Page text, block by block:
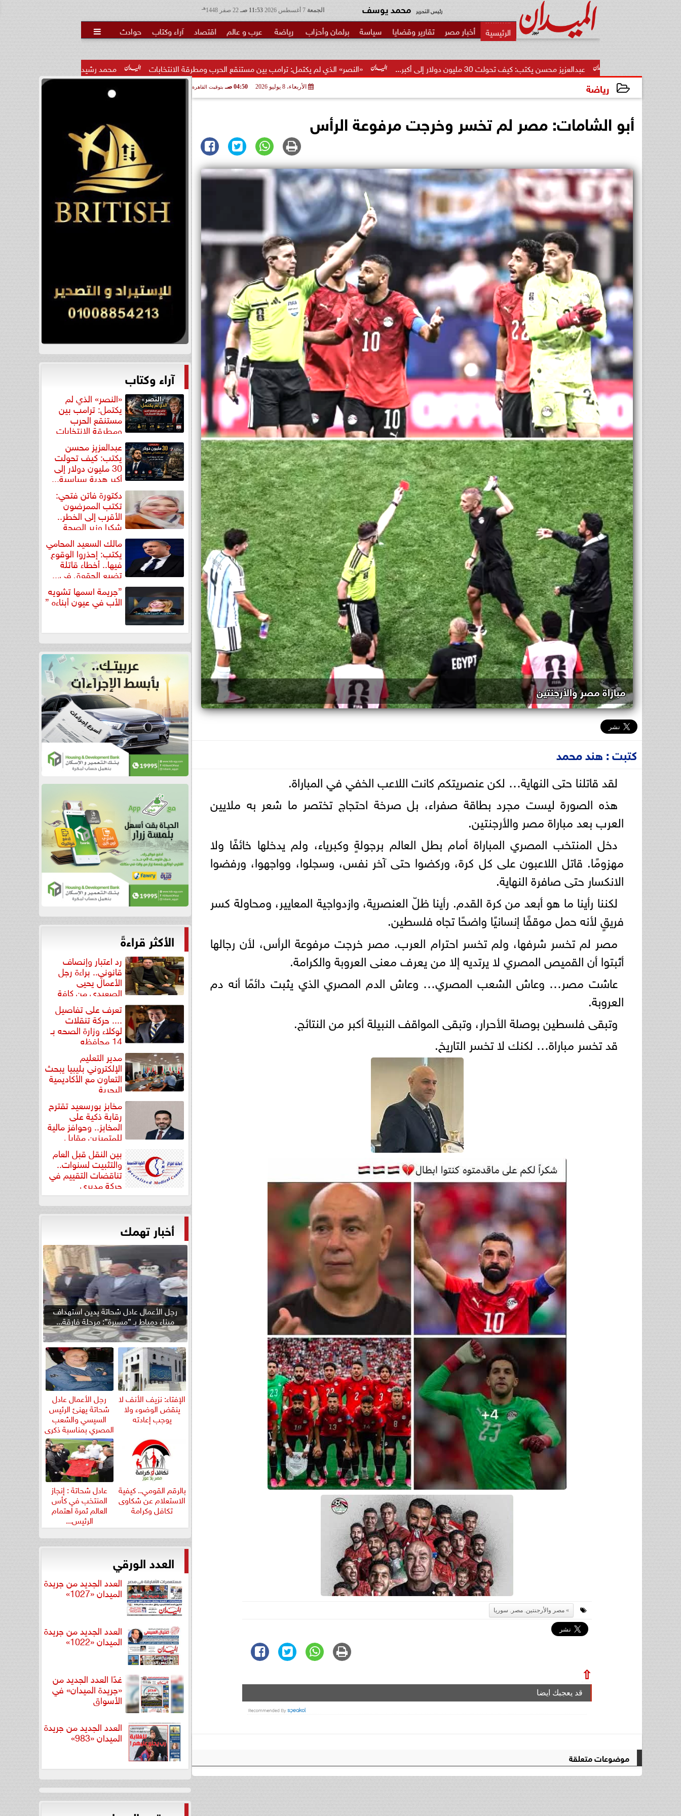
الجمعة 11:53 صـ هـ رئيس التحرير محمد يوسف
أخبار مصر تقارير وقضايا سياسة برلمان وأحزاب رياضة عرب و عالم اقتصاد آراء وكتاب حوادث 
محمد رشيدي: لقاء الرئيس السيسي وملك البحرين يؤكد «النصر» الذي لم يكتمل: ترامب بين مستنقع الحرب ومطرقة الانتخابات عبدالعزيز محسن يكتب: كيف تحولت 30 مليون دولار إلى أكبر...
رياضة الأربعاء، 8 يوليو 2026 04:50 صـ بتوقيت القاهرة
أبو الشامات: مصر لم تخسر وخرجت مرفوعة الرأس
مباراة مصر والأرجنتين
كتبت : هند محمد
لقد قاتلنا حتى النهاية… لكن عنصريتكم كانت اللاعب الخفي في المباراة.
هذه الصورة ليست مجرد بطاقة صفراء، بل صرخة احتجاج تختصر ما شعر به ملايين
العرب بعد مباراة مصر والأرجنتين.
دخل المنتخب المصري المباراة أمام بطل العالم برجولةٍ وكبرياء، ولم يدخلها خائفًا ولا
مهزومًا. قاتل اللاعبون على كل كرة، وركضوا حتى آخر نفس، وسجلوا، وواجهوا، ورفضوا
الانكسار حتى صافرة النهاية.
لكننا رأينا ما هو أبعد من كرة القدم. رأينا ظلّ العنصرية، وازدواجية المعايير، ومحاولة كسر
فريقٍ لأنه حمل موقفًا إنسانيًا واضحًا تجاه فلسطين.
مصر لم تخسر شرفها، ولم تخسر احترام العرب. مصر خرجت مرفوعة الرأس، لأن رجالها
أثبتوا أن القميص المصري لا يرتديه إلا من يعرف معنى العروبة والكرامة.
عاشت مصر… وعاش الشعب المصري… وعاش الدم المصري الذي يثبت دائمًا أنه دم
العروبة.
وتبقى فلسطين بوصلة الأحرار، وتبقى المواقف النبيلة أكبر من النتائج.
قد تخسر مباراة… لكنك لا تخسر التاريخ.
مصر والأرجنتين. مصر. سوريا
⇧
قد يعجبك ايضا
موضوعات متعلقة
آراء وكتاب
«النصر» الذي لم
يكتمل: ترامب بين
مستنقع الحرب
ومطرقة الانتخابات
عبدالعزيز محسن
يكتب: كيف تحولت
30 مليون دولار إلى
أكبر هدية سياسية...
دكتورة فاتن فتحي:
تكتب الممرضون
الأقرب إلى الخطر..
شكرا وزير الصحة
لتكريم... مالك السعيد المحامي
يكتب: إحذروا الوقوع
فيها.. أخطاء قاتلة
تضيع الحقوق في...
”جريمة اسمها تشويه
الأب في عيون أبناءه ”
الأكثر قراءةً
رد اعتبار وإنصاف
قانوني.. براءة رجل
الأعمال يحيى
الصعيدي من كافة
التهم... تعرف على تفاصيل
.... حركة تنقلات
لوكلاء وزارة الصحه بـ
14 محافظه
مدير التعليم
الإلكتروني بليبيا يبحث
التعاون مع الأكاديمية
البحرية
مخابز بورسعيد تقترح
رقابة ذكية على
المخابز.. وحوافز مالية
للمتميزين مقابل
بين النقل قبل العام
والتثبيت لسنوات..
تناقضات التقييم في
حركة مديري
”مستشفيات...
أخبار تهمك
رجل الأعمال عادل شحاتة يدين استهداف
ميناء دمياط بـ ”مسيرة”: مرحلة فارقة...
الإفتاء: نزيف الأنف لا
ينقض الوضوء ولا
يوجب إعادته
رجل الأعمال عادل
شحاتة يهنئ الرئيس
السيسي والشعب
المصري بمناسبة ذكرى
ثورة...
بالرقم القومي.. كيفية
الاستعلام عن شكاوى
تكافل وكرامة
عادل شحاتة : إنجاز
المنتخب في كأس
العالم ثمرة اهتمام
الرئيس...
العدد الورقي
العدد الجديد من جريدة
الميدان «1027»
العدد الجديد من جريدة
الميدان «1022»
غدًا العدد الجديد من
«جريدة الميدان» في
الأسواق
العدد الجديد من جريدة
الميدان «983»